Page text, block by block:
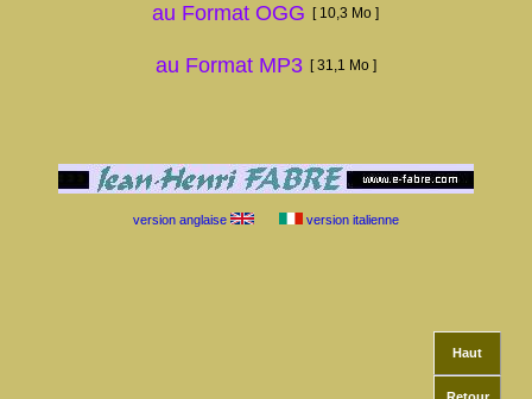
au Format OGG [ 10,3 Mo ]
au Format MP3[ 31,1 Mo ]
version anglaise version italienne
Haut